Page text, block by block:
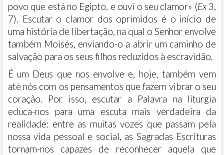
povo que está no Egipto, e ouvi o seu clamor» (Ex3,
7). Escutar o clamor dos oprimidos é o início de
uma história de libertação, na qual o Senhor envolve
também Moisés, enviando-o a abrir um caminho de
salvação para os seus filhos reduzidos à escravidão.
É um Deus que nos envolve e, hoje, também vem
até nós com os pensamentos que fazem vibrar o seu
coração. Por isso, escutar a Palavra na liturgia
educa-nos para uma escuta mais verdadeira da
realidade: entre as muitas vozes que passam pela
nossa vida pessoal e social, as Sagradas Escrituras
tornam-nos capazes de reconhecer aquela que